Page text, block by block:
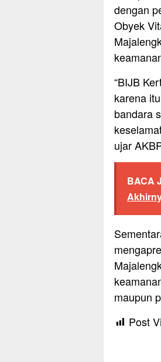
dengan
Obyek
“BIJB
karena
bandara
ujar
BACA
maupun
Post